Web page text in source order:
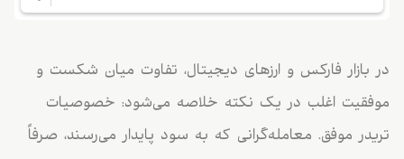
در بازار فارکس و ارزهای دیجیتال، تفاوت میان شکست و
موفقیت اغلب در یک نکته خلاصه می‌شود: خصوصیات
تریدر موفق. معامله‌گرانی که به سود پایدار می‌رسند، صرفاً